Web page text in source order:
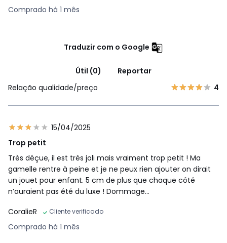
Comprado há 1 mês
Traduzir com o Google
Útil (0)
Reportar
Relação qualidade/preço
4
15/04/2025
Trop petit
Très déçue, il est très joli mais vraiment trop petit ! Ma
gamelle rentre à peine et je ne peux rien ajouter on dirait
un jouet pour enfant. 5 cm de plus que chaque côté
n’auraient pas été du luxe ! Dommage…
CoralieR
Cliente verificado
Comprado há 1 mês